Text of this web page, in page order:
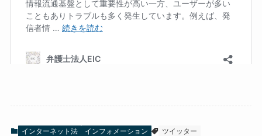
インターネット法 インフォメーション ツイッター